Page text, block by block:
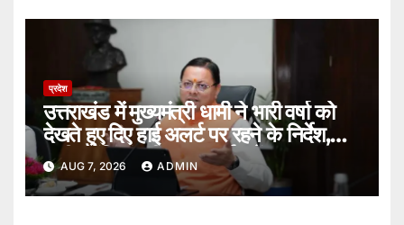
प्रदेश
उत्तराखंड में मुख्यमंत्री धामी ने भारी वर्षा को
देखते हुए दिए हाई अलर्ट पर रहने के निर्देश,
सभी एजेंसियां पूरी तरह सतर्क रहें।
AUG 7, 2026 ADMIN